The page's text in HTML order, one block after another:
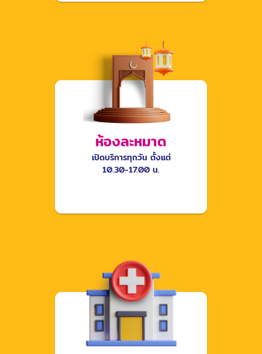
ห้องละหมาด
เปิดบริการทุกวัน ตั้งแต่
10.30-17.00 น.